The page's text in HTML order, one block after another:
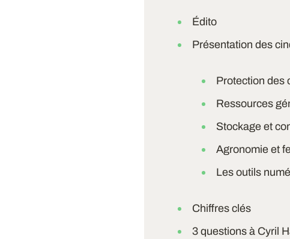
Édito
Présentation des
Protection des
Ressources
Stockage et
Agronomie et
Les outils
Chiffres clés
3 questions à Cyril